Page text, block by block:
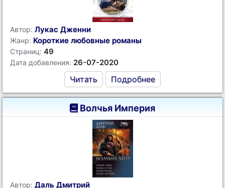
Автор: Лукас Дженни
Жанр: Короткие любовные романы
Страниц: 49
Дата добавления: 26-07-2020
Читать Подробнее
Волчья Империя
Автор: Даль Дмитрий